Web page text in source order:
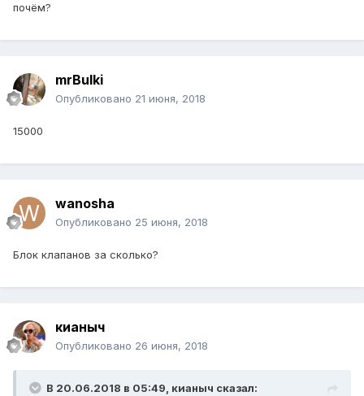
почём?
mrBulki
Опубликовано 21 июня, 2018
15000
wanosha
Опубликовано 25 июня, 2018
Блок клапанов за сколько?
кианыч
Опубликовано 26 июня, 2018
В 20.06.2018 в 05:49, кианыч сказал: